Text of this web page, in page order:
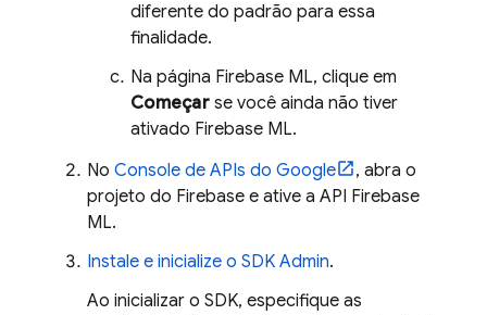
diferente do padrão para essa
finalidade.
Na página Firebase ML, clique em
Começarse você ainda não tiver
ativado Firebase ML.
No Console de APIs do Google
, abra o
projeto do Firebase e ative a API Firebase
ML.
Instale e inicialize o SDK Admin.
Ao inicializar o SDK, especifique as